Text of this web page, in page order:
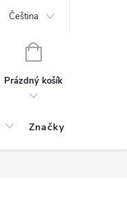
Čeština
NÁKUPNÍ
Prázdný košík
Značky